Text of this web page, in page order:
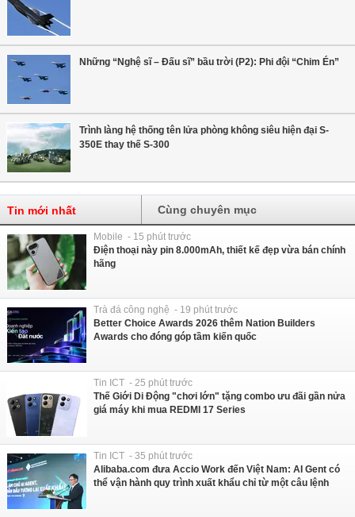
Những “Nghệ sĩ – Đấu sĩ” bầu trời (P2): Phi đội “Chim Én”
Trình làng hệ thống tên lửa phòng không siêu hiện đại S-
350E thay thế S-300
Tin mới nhất Cùng chuyên mục
Mobile - 15 phút trước
Điện thoại này pin 8.000mAh, thiết kế đẹp vừa bán chính
hãng
Trà đá công nghệ - 19 phút trước
Better Choice Awards 2026 thêm Nation Builders
Awards cho đóng góp tầm kiến quốc
Tin ICT - 25 phút trước
Thế Giới Di Động "chơi lớn" tặng combo ưu đãi gần nửa
giá máy khi mua REDMI 17 Series
Tin ICT - 35 phút trước
Alibaba.com đưa Accio Work đến Việt Nam: AI Gent có
thể vận hành quy trình xuất khẩu chỉ từ một câu lệnh